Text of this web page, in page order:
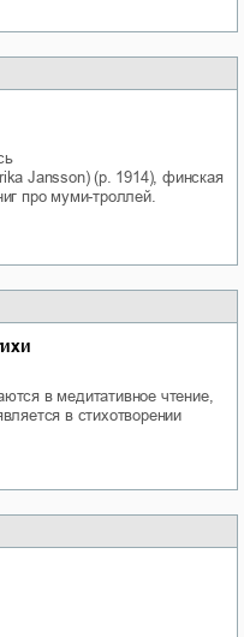
Jansson) (р. 1914), финская
про муми-троллей.
в медитативное чтение,
в стихотворении